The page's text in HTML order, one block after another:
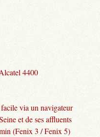
4400
via un navigateur
et de ses affluents
(Fenix 3 / Fenix 5)